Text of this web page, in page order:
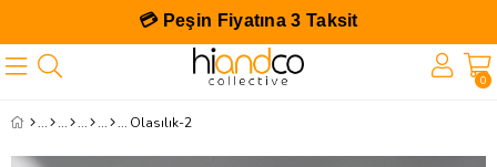
💳 Peşin Fiyatına 3 Taksit
0
Olasılık-2